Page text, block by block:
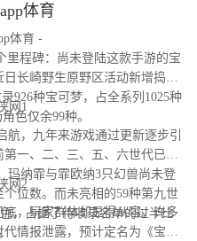
体育
体育 -
程碑：尚未登陆这款手游的宝
长崎野生原野区活动新增捣蛋
926种宝可梦，占全系列1025种
色仅余99种。
，九年来游戏通过更新逐步引
一、二、三、五、六世代已完
玛纳霏与霏欧纳3只幻兽尚未登
位数。而未亮相的59种第九世
，占据了待收录名单的过半比
，玩家群体却显得从容。许多
情报泄露，预计定名为《宝可